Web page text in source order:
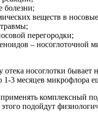
болезни;
веществ в
перегородки;
– носоглоточной
носоглотки бывает
3 месяцев микрофлора
комплексный
подойдут